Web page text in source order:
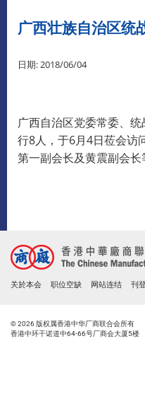
广西壮族自治区统
日期: 2018/06/04
广西自治区党委常委、
行8人，于6月4日莅会访
第一副会长及黄震副会长
关於本会 职位空缺 网站连结 刊
© 2026 版权属香港中华厂商联合会所有
香港中环干诺道中64-66号厂商会大厦5楼